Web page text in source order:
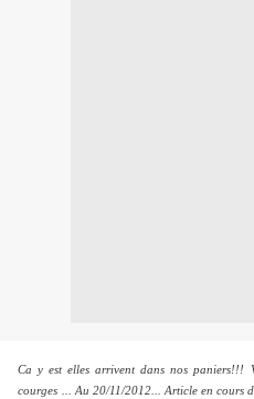
Ca y est elles arrivent dans nos paniers!!!
courges
... Au 20/11/2012... Article en cours